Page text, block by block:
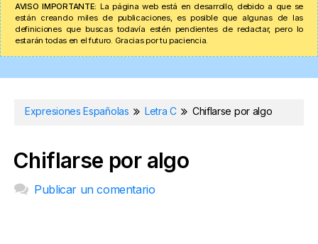
AVISO IMPORTANTE: La página web está en desarrollo, debido a que se
están creando miles de publicaciones, es posible que algunas de las
definiciones que buscas todavía estén pendientes de redactar, pero lo
estarán todas en el futuro. Gracias por tu paciencia.
Expresiones Españolas Letra C Chiflarse por algo
Chiflarse por algo
Publicar un comentario